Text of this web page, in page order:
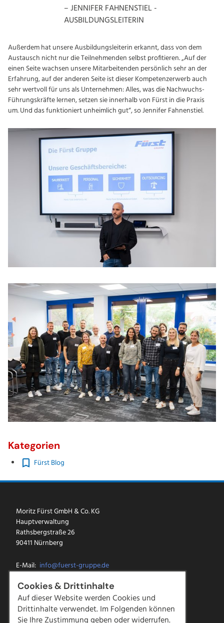
– JENNIFER FAHNENSTIEL -
AUSBILDUNGSLEITERIN
Außerdem hat unsere Ausbildungsleiterin erkannt, dass von dem
Austausch nicht nur die Teilnehmenden selbst profitieren. „Auf der
einen Seite wachsen unsere Mitarbeitenden persönlich sehr an der
Erfahrung, auf der anderen Seite ist dieser Kompetenzerwerb auch
sehr wertvoll für uns als Unternehmen: Alles, was die Nachwuchs-
Führungskräfte lernen, setzen sie innerhalb von Fürst in die Praxis
um. Und das funktioniert unheimlich gut“, so Jennifer Fahnenstiel.
Kategorien
Fürst Blog
Moritz Fürst GmbH & Co. KG
Hauptverwaltung
Rathsbergstraße 26
90411 Nürnberg
E-Mail: info@fuerst-gruppe.de
Fax: 0911 5213-100
Facebook
Instagram
Cookies & Drittinhalte
Auf dieser Website werden Cookies und
Drittinhalte verwendet. Im Folgenden können
Sie Ihre Zustimmung geben oder widerrufen.